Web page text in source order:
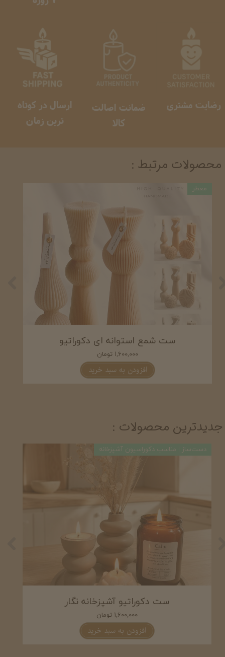
ارسال در کوتاه
ترین زمان
رضایت مشتری
ضمانت اصالت
کالا
شمع استوانه ای پیچ
۵۵۰,۰۰۰ تومان
افزودن به سبد خرید
معطر
محصولات مرتبط :
ست شمع و دکوری آشپزخانه اوینا
۲,۰۵۰,۰۰۰ تومان
افزودن به سبد خرید
دست‌ساز | مناسب دکوراسیون آشپزخانه
جدیدترین محصولات :